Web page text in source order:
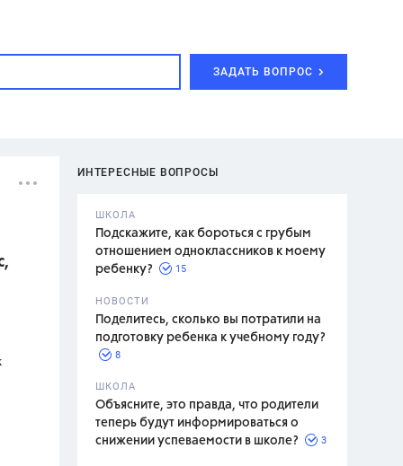
ЗАДАТЬ ВОПРОС
ИНТЕРЕСНЫЕ ВОПРОСЫ
ШКОЛА
Подскажите, как бороться с грубым
отношением одноклассников к моему
ребенку?
15
НОВОСТИ
Поделитесь, сколько вы потратили на
подготовку ребенка к учебному году?
8
ШКОЛА
Объясните, это правда, что родители
теперь будут информироваться о
снижении успеваемости в школе?
3